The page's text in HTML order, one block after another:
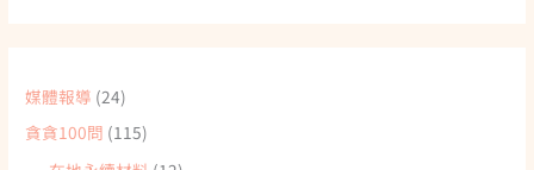
媒體報導 (24)
貪貪100問 (115)